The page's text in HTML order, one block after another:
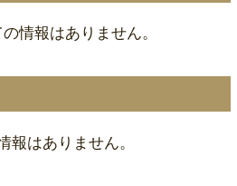
情報はありません。
報はありません。